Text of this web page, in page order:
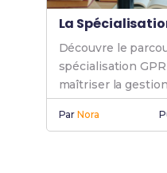
La
Découvre le
spécialisation
maîtriser la
humaines et
ParNora